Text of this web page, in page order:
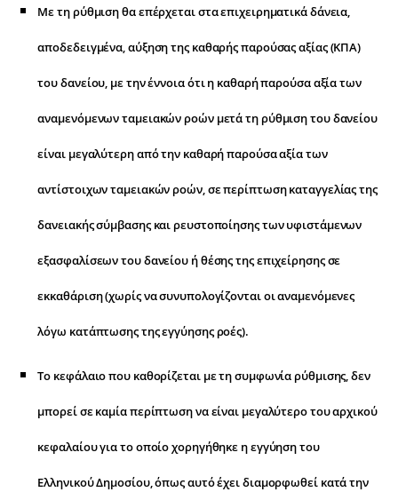
Με τη ρύθμιση θα επέρχεται στα επιχειρηματικά δάνεια,
αποδεδειγμένα, αύξηση της καθαρής παρούσας αξίας (ΚΠΑ)
του δανείου, με την έννοια ότι η καθαρή παρούσα αξία των
αναμενόμενων ταμειακών ροών μετά τη ρύθμιση του δανείου
είναι μεγαλύτερη από την καθαρή παρούσα αξία των
αντίστοιχων ταμειακών ροών, σε περίπτωση καταγγελίας της
δανειακής σύμβασης και ρευστοποίησης των υφιστάμενων
εξασφαλίσεων του δανείου ή θέσης της επιχείρησης σε
εκκαθάριση (χωρίς να συνυπολογίζονται οι αναμενόμενες
λόγω κατάπτωσης της εγγύησης ροές).
Το κεφάλαιο που καθορίζεται με τη συμφωνία ρύθμισης, δεν
μπορεί σε καμία περίπτωση να είναι μεγαλύτερο του αρχικού
κεφαλαίου για το οποίο χορηγήθηκε η εγγύηση του
Ελληνικού Δημοσίου, όπως αυτό έχει διαμορφωθεί κατά την